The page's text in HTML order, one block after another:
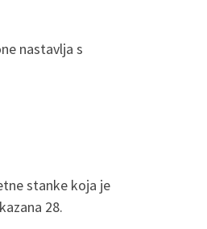
nastavlja s
stanke koja je
28.